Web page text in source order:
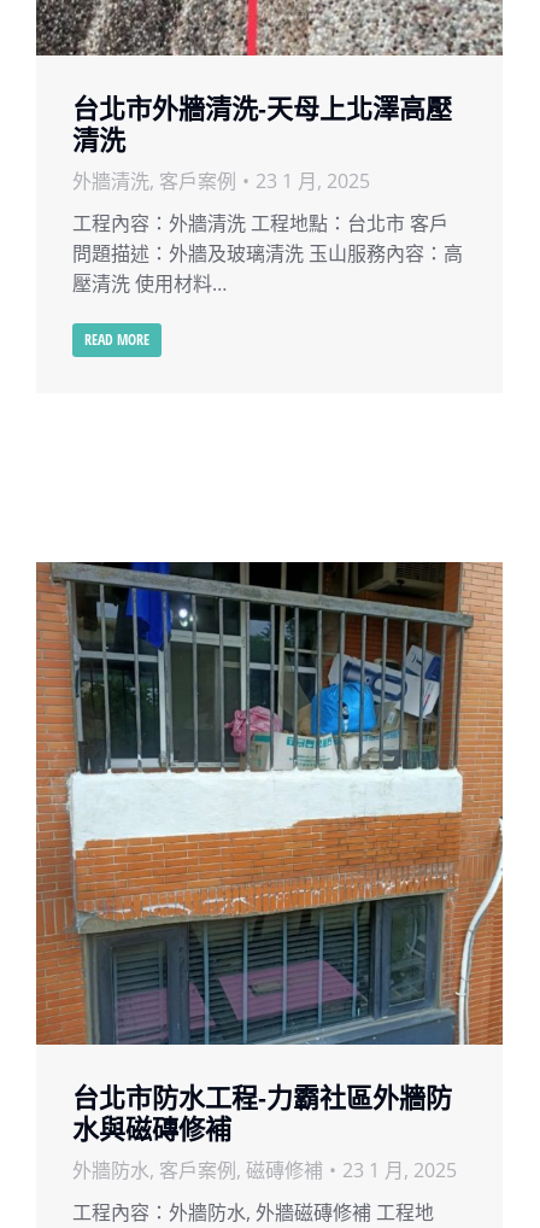
台北市外牆清洗-天母上北澤高壓
清洗
外牆清洗, 客戶案例
23 1 月, 2025
工程內容：外牆清洗 工程地點：台北市 客戶
問題描述：外牆及玻璃清洗 玉山服務內容：高
壓清洗 使用材料…
READ MORE
台北市防水工程-力霸社區外牆防
水與磁磚修補
外牆防水, 客戶案例, 磁磚修補
23 1 月, 2025
工程內容：外牆防水, 外牆磁磚修補 工程地